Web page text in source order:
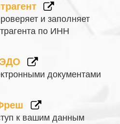
и заполняет
по ИНН
документами
к вашим данным